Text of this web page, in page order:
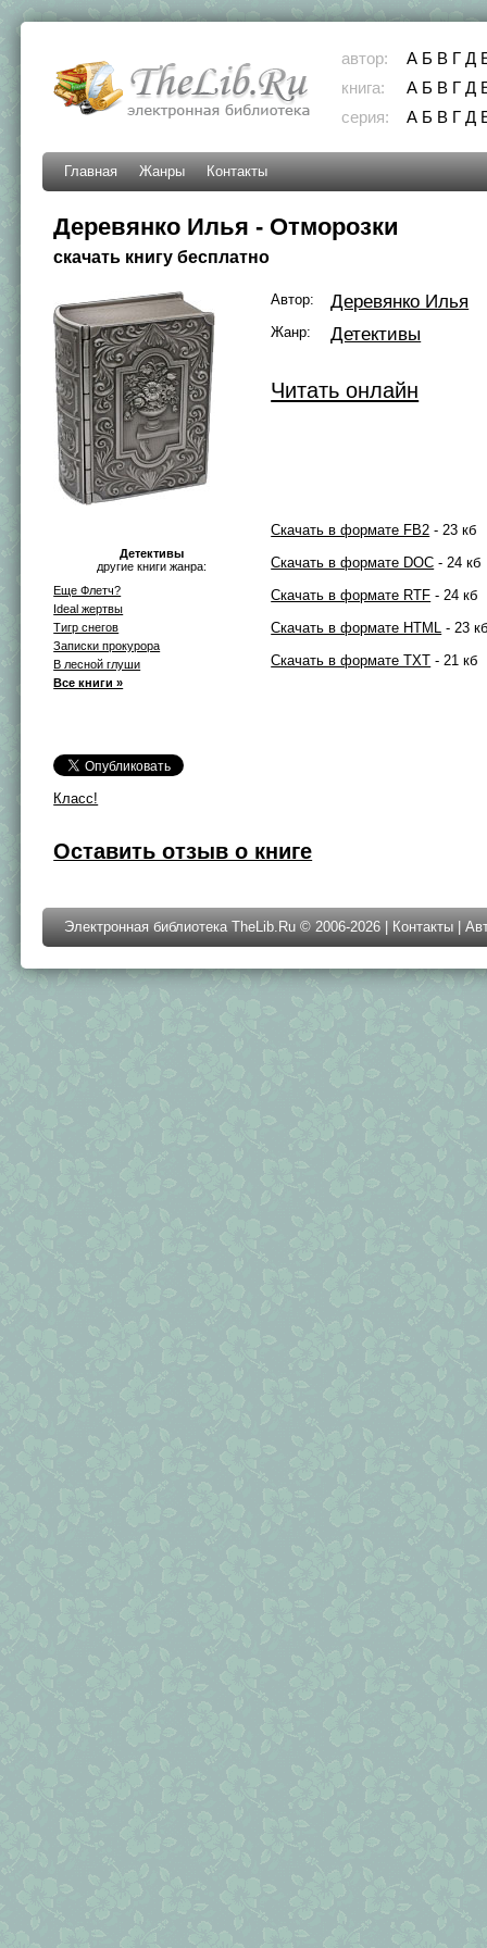
автор: А Б В Г Д
книга:
А Б В Г Д
серия:
А Б В Г Д
Главная Жанры Контакты
Деревянко Илья - Отморозки
скачать книгу бесплатно
Детективы
другие книги жанра:
Еще Флетч?
Ideal жертвы
Тигр снегов
Записки прокурора
В лесной глуши
Все книги »
Класс!
Автор: Деревянко Илья
Жанр: Детективы
Читать онлайн
Скачать в формате FB2 - 23 кб
Скачать в формате DOC - 24 кб
Скачать в формате RTF - 24 кб
Скачать в формате HTML - 23
Скачать в формате TXT - 21 кб
Оставить отзыв о книге
Электронная библиотека TheLib.Ru © 2006-2026 | Контакты |